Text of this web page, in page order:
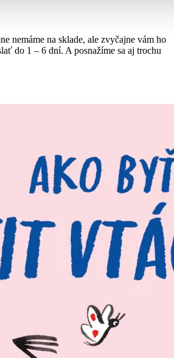
nemáme na sklade, ale zvyčajne vám ho
do 1 – 6 dní. A posnažíme sa aj trochu